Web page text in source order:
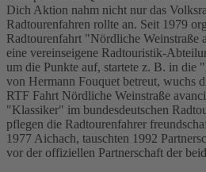
Dich Aktion nahm nicht nur das
Radtourenfahren rollte an. Seit 1979
Radtourenfahrt "Nördliche Weinstraße
eine vereinseigene Radtouristik-
um die Punkte auf, startete z. B. in die
von Hermann Fouquet betreut, wuchs
RTF Fahrt Nördliche Weinstraße
"Klassiker" im bundesdeutschen
pflegen die Radtourenfahrer
1977 Aichach, tauschten 1992
vor der offiziellen Partnerschaft der